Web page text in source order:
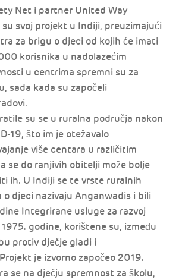
Net i partner United Way
svoj projekt u Indiji, preuzimajući
za brigu o djeci od kojih će imati
korisnika u nadolazećim
u centrima spremni su za
sada kada su započeli
su se u ruralna područja nakon
19, što im je otežavalo
više centara u različitim
se do ranjivih obitelji može bolje
ih. U Indiji se te vrste ruralnih
o djeci nazivaju Anganwadis i bili
Integrirane usluge za razvoj
godine, korištene su, između
protiv dječje gladi i
je izvorno započeo 2019.
se na dječju spremnost za školu,